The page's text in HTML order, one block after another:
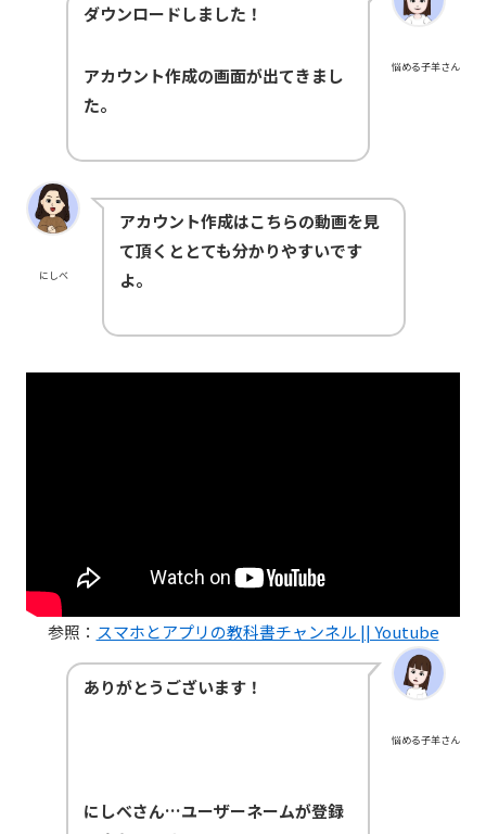
悩める子羊さん
ダウンロードしました！
アカウント作成の画面が出てきまし
た。
にしべ
アカウント作成はこちらの動画を見
て頂くととても分かりやすいです
よ。
参照： スマホとアプリの教科書チャンネル || Youtube
悩める子羊さん
ありがとうございます！
にしべさん…ユーザーネームが登録